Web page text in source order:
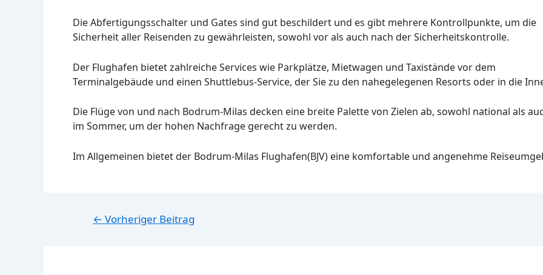
Die Abfertigungsschalter und Gates sind gut beschildert und es gibt mehrere Kontrollpunkte, um die
Sicherheit aller Reisenden zu gewährleisten, sowohl vor als auch nach der Sicherheitskontrolle.
Der Flughafen bietet zahlreiche Services wie Parkplätze, Mietwagen und Taxistände vor dem
Terminalgebäude und einen Shuttlebus-Service, der Sie zu den nahegelegenen Resorts oder in die
Die Flüge von und nach Bodrum-Milas decken eine breite Palette von Zielen ab, sowohl national als
im Sommer, um der hohen Nachfrage gerecht zu werden.
Im Allgemeinen bietet der Bodrum-Milas Flughafen(BJV) eine komfortable und angenehme
Beitragsnavigation
← Vorheriger Beitrag